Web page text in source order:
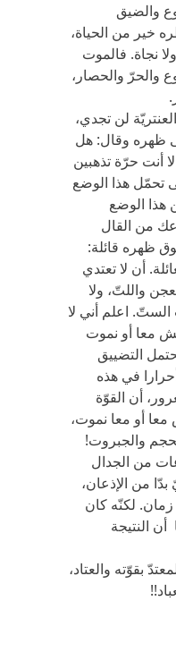
والضيق
خير من الحياة،
نجاة. فالموت
والحرّ والحصار،
لن تجدي،
ظهره وقال: هل
أنت حرّة تذهبين
تحمّل هذا الوضع
هذا الوضع
من القال
ظهره قائلة:
أن لا تعتدي
واللتّ، ولا
اعلم أني لا
معا أو نموت
التضييق
في هذه
أن القوّة
معا أو معا نموت،
والجبروت!
من الجدال
من الإذعان،
لكنّه كان
النتيجة
بقوّته والعتاد،